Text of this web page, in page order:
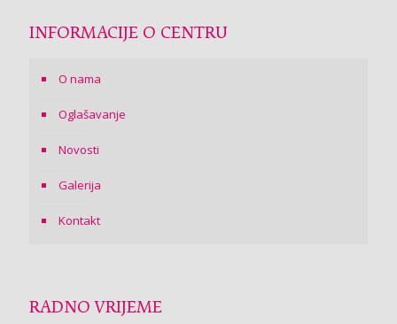
INFORMACIJE O CENTRU
O nama
Oglašavanje
Novosti
Galerija
Kontakt
RADNO VRIJEME